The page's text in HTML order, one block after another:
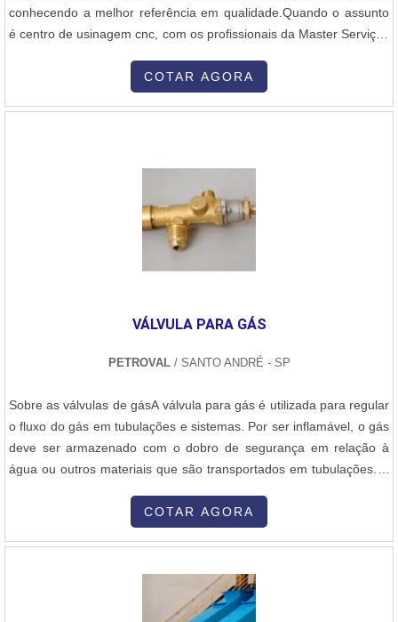
conhecendo a melhor referência em qualidade.Quando o assunto
é centro de usinagem cnc, com os profissionais da Master Serviços
pagamento acessível.DIFERENCIAIS IMPORTANTES DO CENTRO
muitas maneiras eficientes de demonstrar competência e
excelência em uma área de atuação. A Master Serviços e
Usinagem se mostra referência por ter: Atendimento de forma
personalizada para cada cliente; Recuperação com excelência de
cnc, sempre deve-se buscar uma empresa que tenha produtos e
serviços com ótima qualidade e excelente custo-benefício, pontos
especiais. A empresa busca o que existe de melhor no mercado
para garantir o sucesso dos clientes.A MELHOR EMPRESA NO
SEGMENTOSomente na Master Serviços e Usinagem existem as
metalização por ARCSPRAY, cromagem por cromo duro,
usinagem, caldeiraria e soldas especiais. São opções variadas que
COTAR AGORA
VÁLVULA PARA GÁS
PETROVAL/ SANTO ANDRÉ - SP
Sobre as válvulas de gásA válvula para gás é utilizada para regular
o fluxo do gás em tubulações e sistemas. Por ser inflamável, o gás
deve ser armazenado com o dobro de segurança em relação à
água ou outros materiais que são transportados em tubulações. A
porque ela não pode produzir faísca no momento em que é aberta
COTAR AGORA